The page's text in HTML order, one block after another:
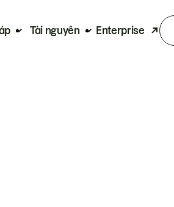
Tài nguyên Enterprise